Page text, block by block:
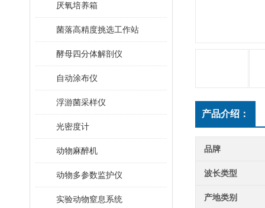
厌氧培养箱
菌落高精度挑选工作站
酵母四分体解剖仪
自动涂布仪
浮游菌采样仪
光密度计
动物麻醉机
动物多参数监护仪
实验动物窒息系统
产品介绍：
品牌
波长类型
产地类别